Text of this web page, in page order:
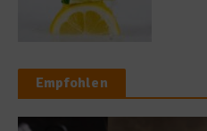
Empfohlen